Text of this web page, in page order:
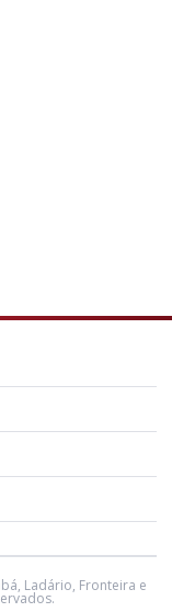
Ladário, Fronteira e